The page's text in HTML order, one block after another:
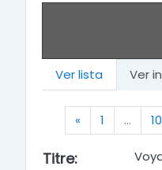
Ver lista Ver
« Anterior
1 …
Titre: